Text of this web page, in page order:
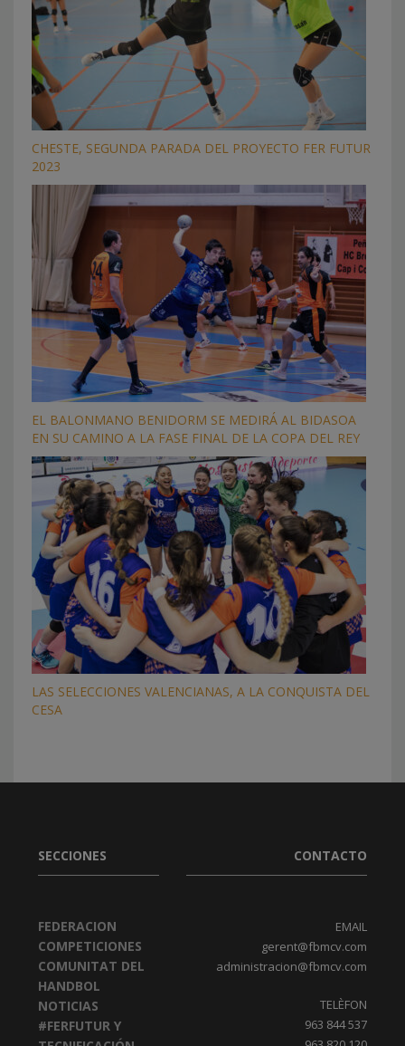
CHESTE, SEGUNDA PARADA DEL PROYECTO FER FUTUR
2023
EL BALONMANO BENIDORM SE MEDIRÁ AL BIDASOA
EN SU CAMINO A LA FASE FINAL DE LA COPA DEL REY
LAS SELECCIONES VALENCIANAS, A LA CONQUISTA DEL
CESA
SECCIONES
FEDERACION
COMPETICIONES
COMUNITAT DEL
HANDBOL
NOTICIAS
#FERFUTUR Y
CONTACTO
EMAIL
gerent@fbmcv.com
administracion@fbmcv.com
TELÈFON
963 844 537